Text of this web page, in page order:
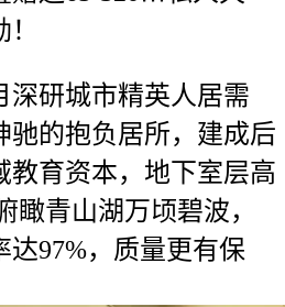
研城市精英人居需
驰的抱负居所，建成后
教育资本，地下室层高
瞰青山湖万顷碧波，
97%，质量更有保